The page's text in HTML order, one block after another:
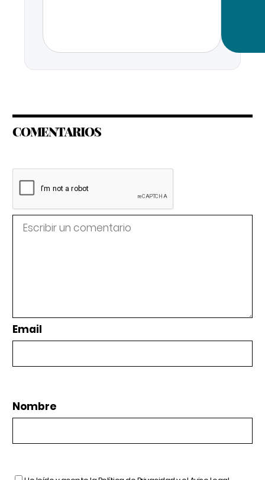
COMENTARIOS
Email
Nombre